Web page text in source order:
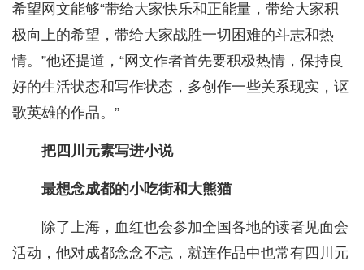
希望网文能够“带给大家快乐和正能量，带给大家积
极向上的希望，带给大家战胜一切困难的斗志和热
情。”他还提道，“网文作者首先要积极热情，保持良
好的生活状态和写作状态，多创作一些关系现实，讴
歌英雄的作品。”
把四川元素写进小说
最想念成都的小吃街和大熊猫
除了上海，血红也会参加全国各地的读者见面会
活动，他对成都念念不忘，就连作品中也常有四川元